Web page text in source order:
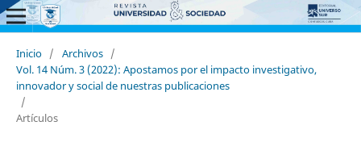
Inicio / Archivos /
Vol. 14 Núm. 3 (2022): Apostamos por el impacto investigativo,
innovador y social de nuestras publicaciones
/
Artículos